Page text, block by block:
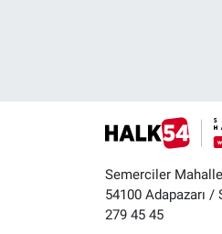
Semerciler
54100 Adapazarı /
279 45 45